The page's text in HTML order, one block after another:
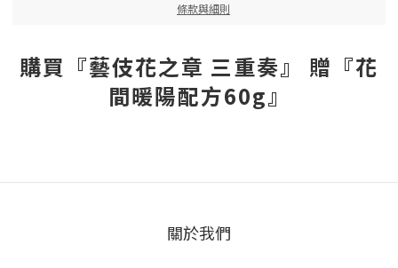
條款與細則
購買『藝伎花之章 三重奏』 贈『花
間暖陽配方60g』
關於我們